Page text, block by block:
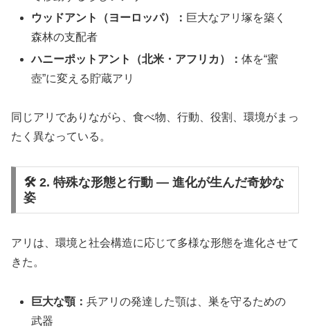
ウッドアント（ヨーロッパ）： 巨大なアリ塚を築く
森林の支配者
ハニーポットアント（北米・アフリカ）：体を“蜜
壺”に変える貯蔵アリ
同じアリでありながら、食べ物、行動、役割、環境がまっ
たく異なっている。
🛠️ 2. 特殊な形態と行動 ― 進化が生んだ奇妙な
姿
アリは、環境と社会構造に応じて多様な形態を進化させて
きた。
巨大な顎：兵アリの発達した顎は、巣を守るための
武器